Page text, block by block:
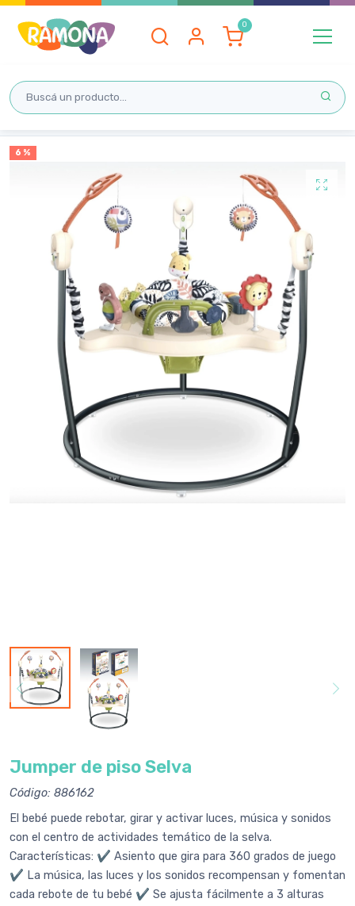
6 %
Jumper de piso Selva
Código: 886162
El bebé puede rebotar, girar y activar luces, música y sonidos
con el centro de actividades temático de la selva.
Características: ✔️ Asiento que gira para 360 grados de juego
✔️ La música, las luces y los sonidos recompensan y fomentan
cada rebote de tu bebé ✔️ Se ajusta fácilmente a 3 alturas